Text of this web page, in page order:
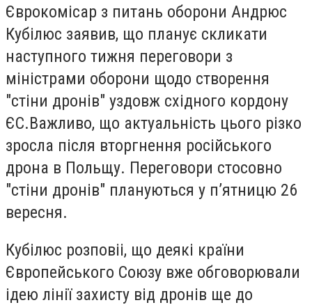
Єврокомісар з питань оборони Андрюс
Кубілюс заявив, що планує скликати
наступного тижня переговори з
міністрами оборони щодо створення
"стіни дронів" уздовж східного кордону
ЄС.Важливо, що актуальність цього різко
зросла після вторгнення російського
дрона в Польщу. Переговори стосовно
"стіни дронів" плануються у пʼятницю 26
вересня.
Кубілюс розповіі, що деякі країни
Європейського Союзу вже обговорювали
ідею лінії захисту від дронів ще до